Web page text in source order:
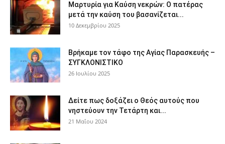
Μαρτυρία για Καύση νεκρών: Ο πατέρας
μετά την καύση του βασανίζεται...
10 Δεκεμβρίου 2025
Βρήκαμε τον τάφο της Αγίας Παρασκευής –
ΣΥΓΚΛΟΝΙΣΤΙΚΟ
26 Ιουλίου 2025
Δείτε πως δοξάζει ο Θεός αυτούς που
νηστεύουν την Τετάρτη και...
21 Μαΐου 2024